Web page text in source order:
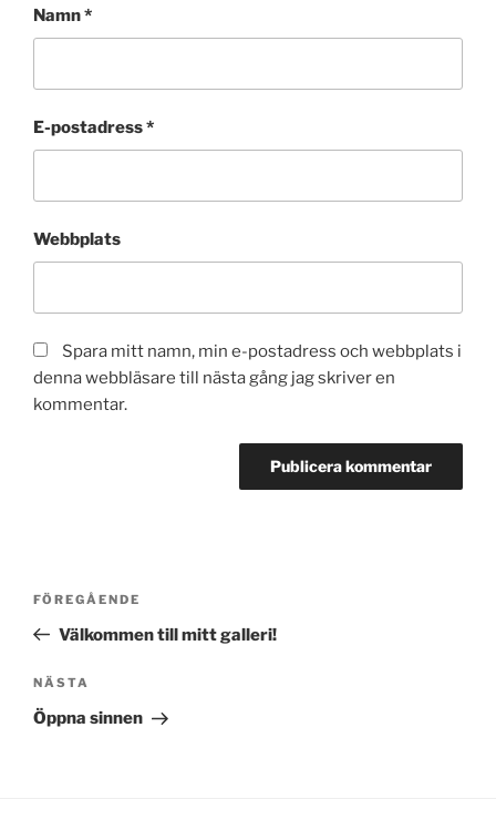
Namn*
E-postadress*
Webbplats
Spara mitt namn, min e-postadress och webbplats i
denna webbläsare till nästa gång jag skriver en
kommentar.
e
r
a
t
Inläggsnavigering
Föregående
inlägg
FÖREGÅENDE
Välkommen till mitt galleri!
Nästa
inlägg
NÄSTA
Öppna sinnen